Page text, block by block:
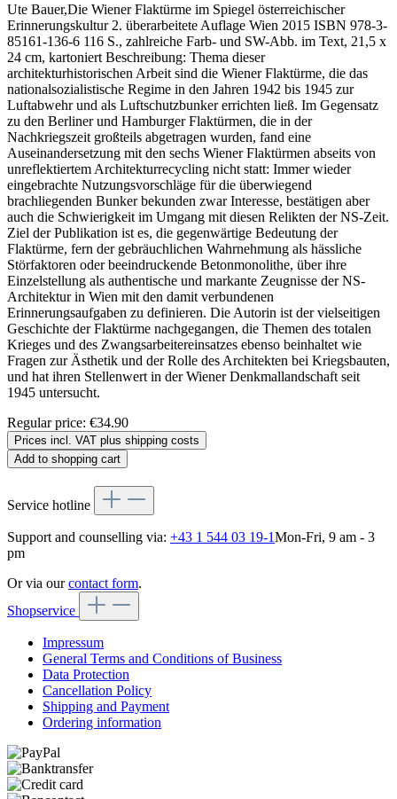
Ute Bauer,Die Wiener Flaktürme im Spiegel österreichischer
Erinnerungskultur 2. überarbeitete Auflage Wien 2015 ISBN 978-3-
85161-136-6 116 S., zahlreiche Farb- und SW-Abb. im Text, 21,5 x
24 cm, kartoniert Beschreibung: Thema dieser
architekturhistorischen Arbeit sind die Wiener Flaktürme, die das
nationalsozialistische Regime in den Jahren 1942 bis 1945 zur
Luftabwehr und als Luftschutzbunker errichten ließ. Im Gegensatz
zu den Berliner und Hamburger Flaktürmen, die in der
Nachkriegszeit großteils abgetragen wurden, fand eine
Auseinandersetzung mit den sechs Wiener Flaktürmen abseits von
unreflektiertem Architekturrecycling nicht statt: Immer wieder
eingebrachte Nutzungsvorschläge für die überwiegend
brachliegenden Bunker bekunden zwar Interesse, bestätigen aber
auch die Schwierigkeit im Umgang mit diesen Relikten der NS-Zeit.
Ziel der Publikation ist es, die gegenwärtige Bedeutung der
Flaktürme, fern der gebräuchlichen Wahrnehmung als hässliche
Störfaktoren oder beeindruckende Betonmonolithe, über ihre
Einzelstellung als authentische und markante Zeugnisse der NS-
Architektur in Wien mit den damit verbundenen
Erinnerungsaufgaben zu definieren. Die Autorin ist der vielseitigen
Geschichte der Flaktürme nachgegangen, die Themen des totalen
Krieges und des Zwangsarbeitereinsatzes ebenso beinhaltet wie
Fragen zur Ästhetik und der Rolle des Architekten bei Kriegsbauten,
und hat ihren Stellenwert in der Wiener Denkmallandschaft seit
1945 untersucht.
Regular price: €34.90
Prices incl. VAT plus shipping costs
Add to shopping cart
Service hotline
Support and counselling via: +43 1 544 03 19-1Mon-Fri, 9 am - 3
pm
Or via ourcontact form.
Shopservice
Impressum
General Terms and Conditions of Business
Data Protection
Cancellation Policy
Shipping and Payment
Ordering information